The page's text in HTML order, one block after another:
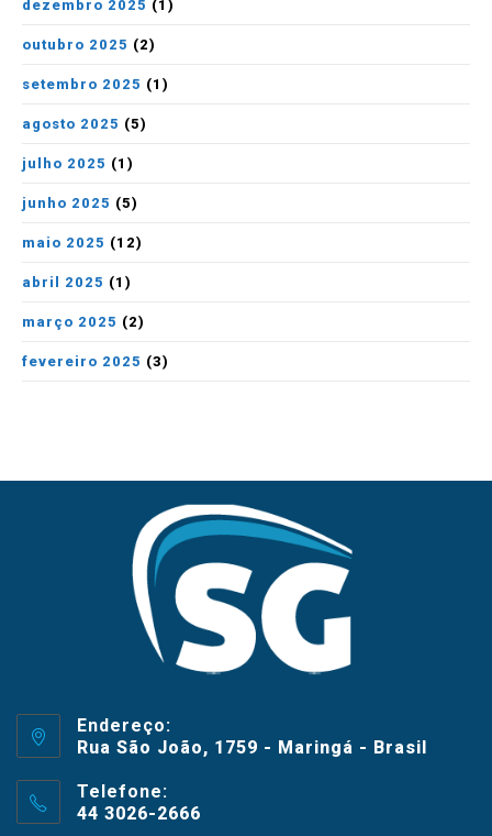
dezembro 2025 (1)
outubro 2025 (2)
setembro 2025 (1)
agosto 2025 (5)
julho 2025 (1)
junho 2025 (5)
maio 2025 (12)
abril 2025 (1)
março 2025 (2)
fevereiro 2025 (3)
Endereço:
Rua São João, 1759 - Maringá - Brasil
Telefone:
44 3026-2666